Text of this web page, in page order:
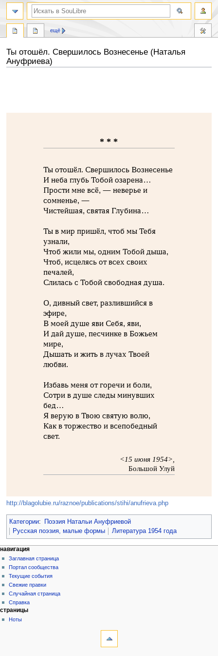
Ты отошёл. Свершилось Вознесенье (Наталья
Ануфриева)
* * *
Ты отошёл. Свершилось Вознесенье
И неба глубь Тобой озарена…
Прости мне всё, — неверье и
сомненье, —
Чистейшая, святая Глубина…
Ты в мир пришёл, чтоб мы Тебя
узнали,
Чтоб жили мы, одним Тобой дыша,
Чтоб, исцелясь от всех своих
печалей,
Слилась с Тобой свободная душа.
О, дивный свет, разлившийся в
эфире,
В моей душе яви Себя, яви,
И дай душе, песчинке в Божьем
мире,
Дышать и жить в лучах Твоей
любви.
Избавь меня от горечи и боли,
Сотри в душе следы минувших
бед…
Я верую в Твою святую волю,
Как в торжество и всепобедный
свет.
<15 июня 1954>,
Большой Улуй
http://blagolubie.ru/raznoe/publications/stihi/anufrieva.php
Категории:
Поэзия Натальи Ануфриевой
Русская поэзия, малые формы
Литература 1954 года
ещё
навигация
Заглавная страница
Портал сообщества
Текущие события
Свежие правки
Случайная страница
Справка
страницы
Ноты